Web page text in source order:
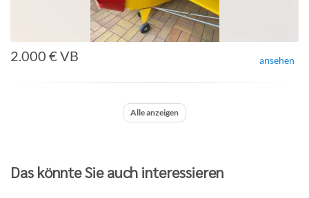
2.000 € VB ansehen
Alle anzeigen
Das könnte Sie auch interessieren